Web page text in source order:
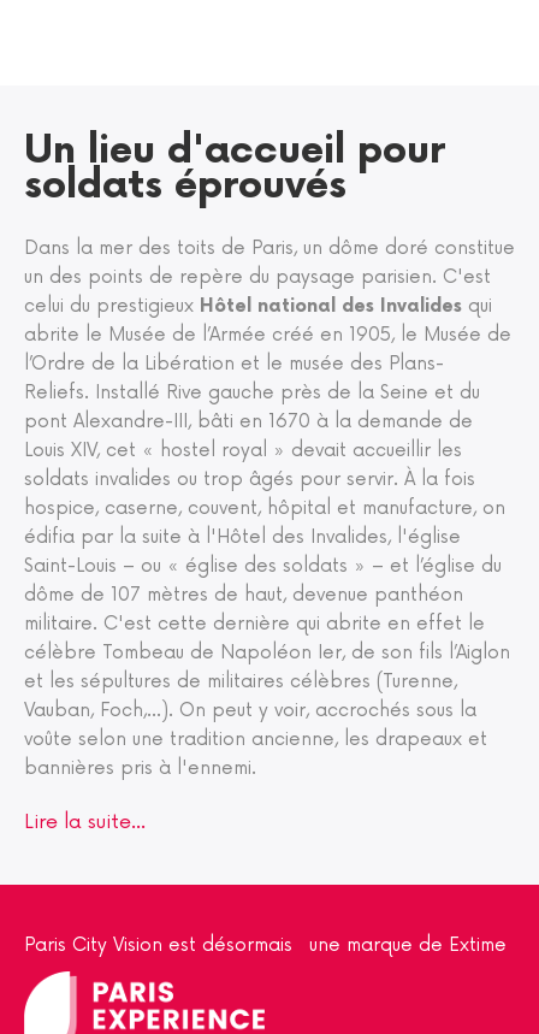
Un lieu d'accueil pour
soldats éprouvés
Dans la mer des toits de Paris, un dôme doré constitue
un des points de repère du paysage parisien. C'est
celui du prestigieux Hôtel national des Invalides qui
abrite le Musée de l’Armée créé en 1905, le Musée de
l’Ordre de la Libération et le musée des Plans-
Reliefs. Installé Rive gauche près de la Seine et du
pont Alexandre-III, bâti en 1670 à la demande de
Louis XIV, cet « hostel royal » devait accueillir les
soldats invalides ou trop âgés pour servir. À la fois
hospice, caserne, couvent, hôpital et manufacture, on
édifia par la suite à l'Hôtel des Invalides, l'église
Saint-Louis – ou « église des soldats » – et l’église du
dôme de 107 mètres de haut, devenue panthéon
militaire. C'est cette dernière qui abrite en effet le
célèbre Tombeau de Napoléon Ier, de son fils l’Aiglon
et les sépultures de militaires célèbres (Turenne,
Vauban, Foch,…). On peut y voir, accrochés sous la
voûte selon une tradition ancienne, les drapeaux et
bannières pris à l'ennemi.
Lire la suite...
Paris City Vision est désormais une marque de Extime